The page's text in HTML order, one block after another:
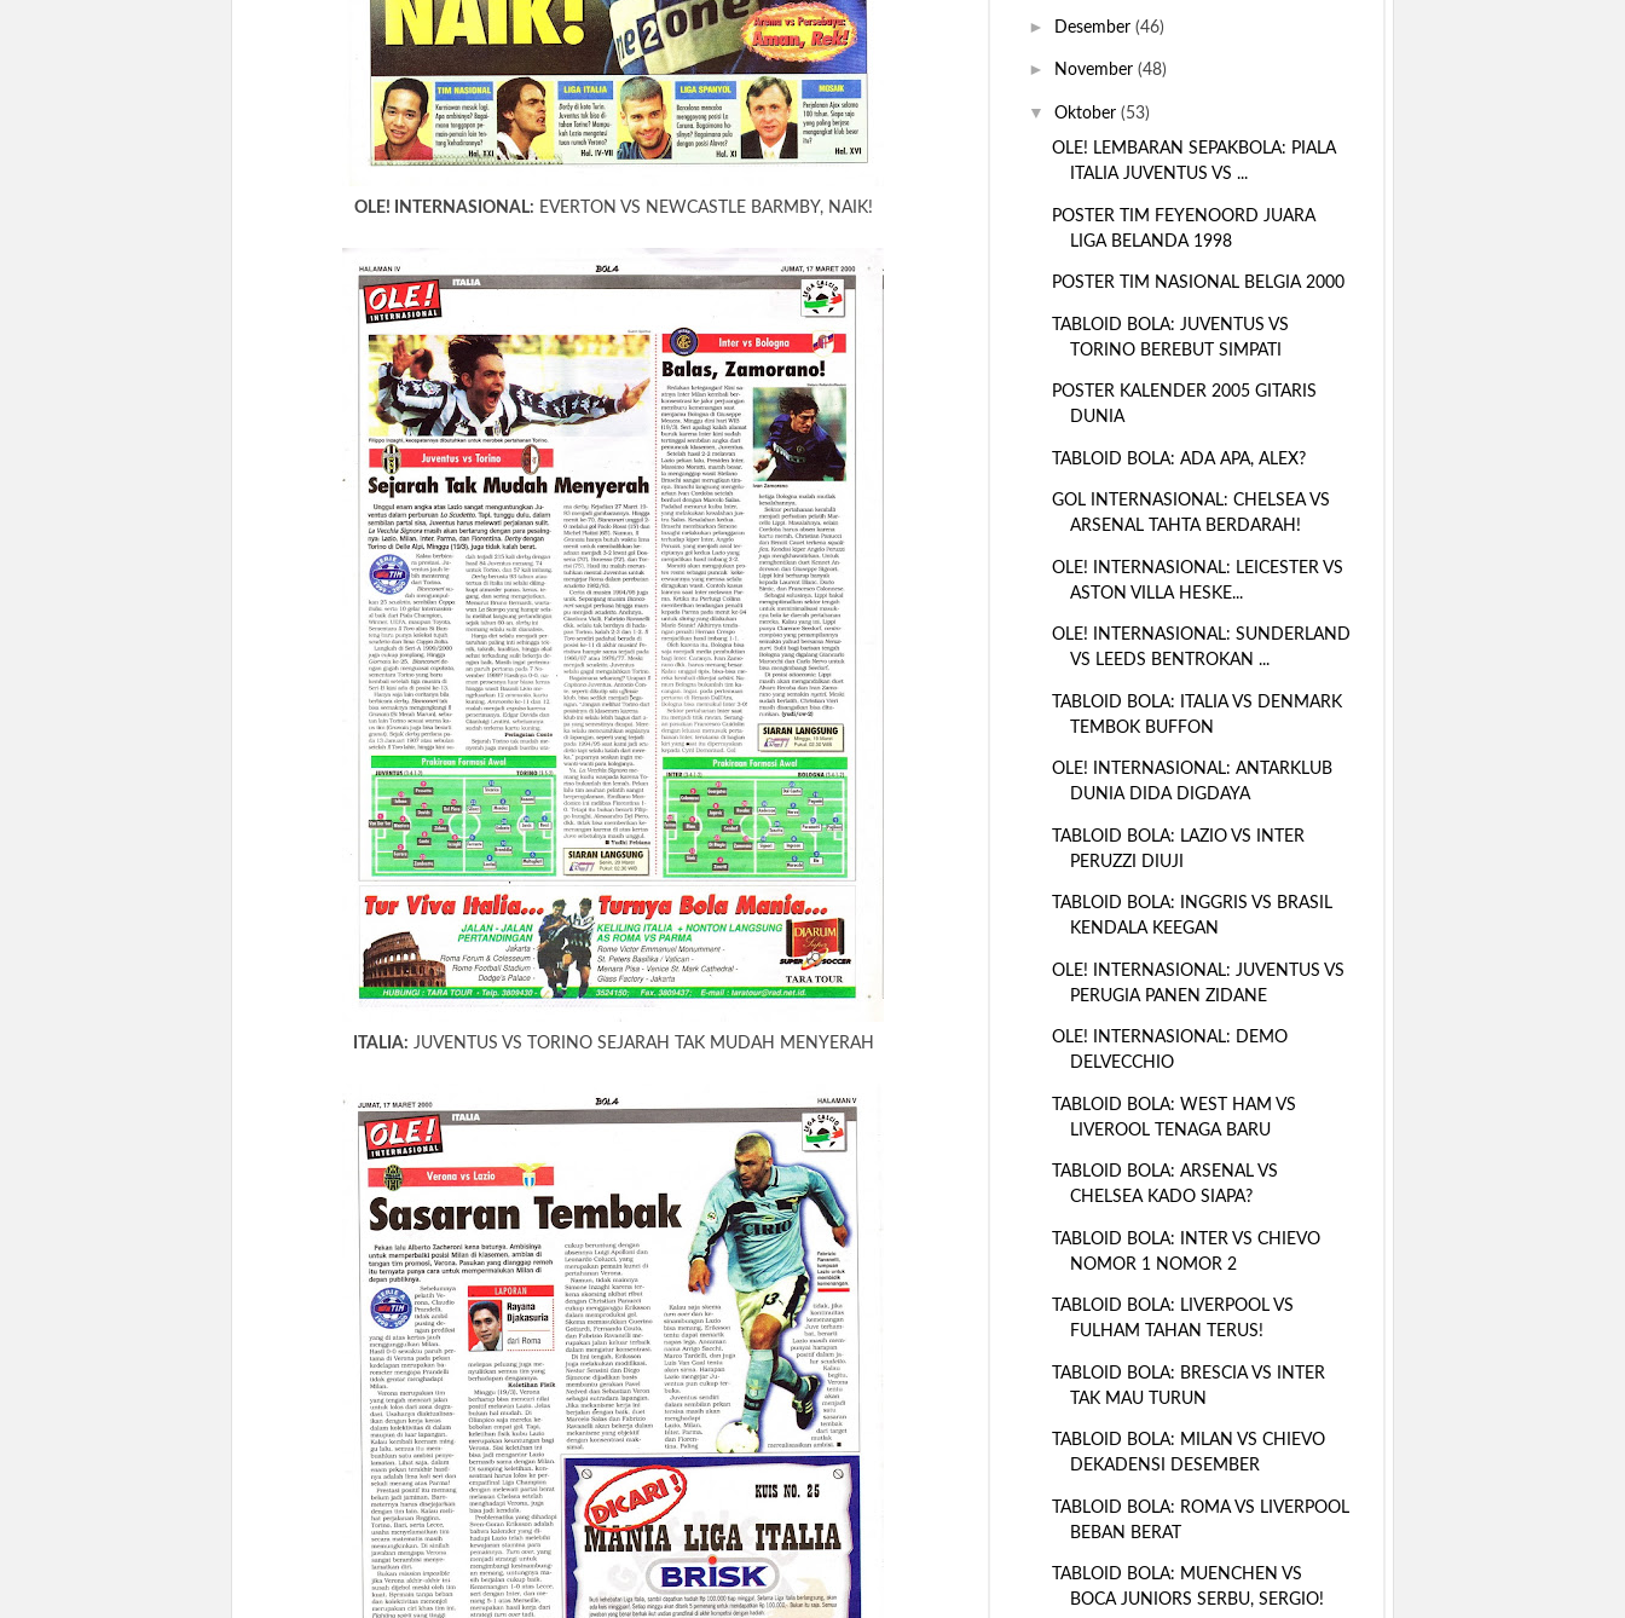
OLE! INTERNASIONAL: EVERTON VS NEWCASTLE BARMBY, NAIK!
ITALIA: JUVENTUS VS TORINO SEJARAH TAK MUDAH MENYERAH
► Desember (46)
► November (48)
▼ Oktober (53)
OLE! LEMBARAN SEPAKBOLA: PIALA
ITALIA JUVENTUS VS ...
POSTER TIM FEYENOORD JUARA
LIGA BELANDA 1998
POSTER TIM NASIONAL BELGIA 2000
TABLOID BOLA: JUVENTUS VS
TORINO BEREBUT SIMPATI
POSTER KALENDER 2005 GITARIS
DUNIA
TABLOID BOLA: ADA APA, ALEX?
GOL INTERNASIONAL: CHELSEA VS
ARSENAL TAHTA BERDARAH!
OLE! INTERNASIONAL: LEICESTER VS
ASTON VILLA HESKE...
OLE! INTERNASIONAL: SUNDERLAND
VS LEEDS BENTROKAN ...
TABLOID BOLA: ITALIA VS DENMARK
TEMBOK BUFFON
OLE! INTERNASIONAL: ANTARKLUB
DUNIA DIDA DIGDAYA
TABLOID BOLA: LAZIO VS INTER
PERUZZI DIUJI
TABLOID BOLA: INGGRIS VS BRASIL
KENDALA KEEGAN
OLE! INTERNASIONAL: JUVENTUS VS
PERUGIA PANEN ZIDANE
OLE! INTERNASIONAL: DEMO
DELVECCHIO
TABLOID BOLA: WEST HAM VS
LIVEROOL TENAGA BARU
TABLOID BOLA: ARSENAL VS
CHELSEA KADO SIAPA?
TABLOID BOLA: INTER VS CHIEVO
NOMOR 1 NOMOR 2
TABLOID BOLA: LIVERPOOL VS
FULHAM TAHAN TERUS!
TABLOID BOLA: BRESCIA VS INTER
TAK MAU TURUN
TABLOID BOLA: MILAN VS CHIEVO
DEKADENSI DESEMBER
TABLOID BOLA: ROMA VS LIVERPOOL
BEBAN BERAT
TABLOID BOLA: MUENCHEN VS
BOCA JUNIORS SERBU, SERGIO!